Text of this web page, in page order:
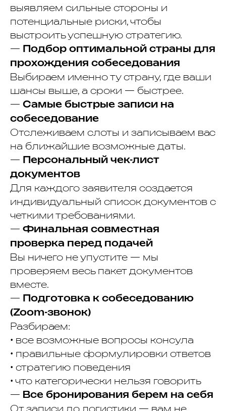
выявляем сильные стороны и
потенциальные риски, чтобы
выстроить успешную стратегию.
— Подбор оптимальной страны для
прохождения собеседования
Выбираем именно ту страну, где ваши
шансы выше, а сроки — быстрее.
— Самые быстрые записи на
собеседование
Отслеживаем слоты и записываем вас
на ближайшие возможные даты.
— Персональный чек-лист
документов
Для каждого заявителя создается
индивидуальный список документов с
четкими требованиями.
— Финальная совместная
проверка перед подачей
Вы ничего не упустите — мы
проверяем весь пакет документов
вместе.
— Подготовка к собеседованию
(Zoom-звонок)
Разбираем:
• все возможные вопросы консула
• правильные формулировки ответов
• стратегию поведения
• что категорически нельзя говорить
— Все бронирования берем на себя
От записи до логистики — вам не